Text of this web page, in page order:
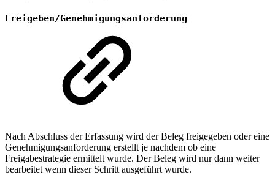
Freigeben/Genehmigungsanforderung
Nach Abschluss der Erfassung wird der Beleg freigegeben oder eine
Genehmigungsanforderung erstellt je nachdem ob eine
Freigabestrategie ermittelt wurde. Der Beleg wird nur dann weiter
bearbeitet wenn dieser Schritt ausgeführt wurde.